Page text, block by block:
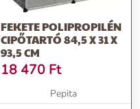
FEKETE POLIPROPILÉN
CIPŐTARTÓ 84,5 X 31 X
93,5 CM
18 470 Ft
Pepita